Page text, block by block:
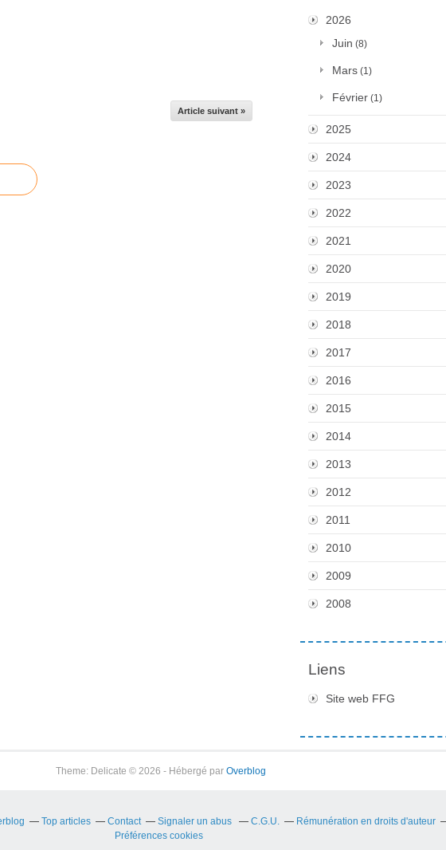
Article suivant »
2026
Juin (8)
Mars (1)
Février (1)
2025
2024
2023
2022
2021
2020
2019
2018
2017
2016
2015
2014
2013
2012
2011
2010
2009
2008
Liens
Site web FFG
Theme: Delicate © 2026 - Hébergé par Overblog
Top articles Contact Signaler un abus C.G.U. Rémunération en droits d'auteur
Préférences cookies